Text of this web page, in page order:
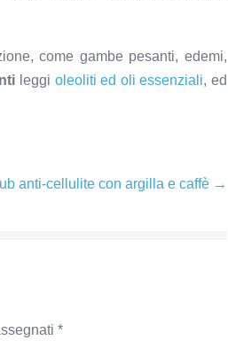
come gambe pesanti, edemi,
leggi oleoliti ed oli essenziali, ed
anti-cellulite con argilla e caffè →
*